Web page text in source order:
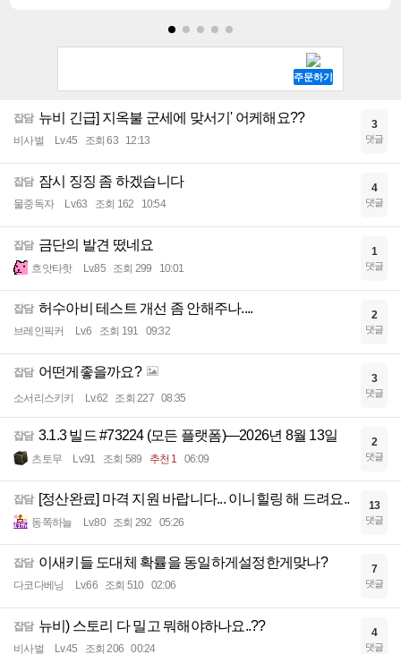
잡담 뉴비 긴급] 지옥불 군세에 맞서기' 어케해요??
비사벌 Lv.45 조회 63 12:13
3
댓글
잡담 잠시 징징 좀 하겠습니다
물중독자 Lv.63 조회 162 10:54
4
댓글
잡담 금단의 발견 떴네요
흐앗타핫 Lv.85 조회 299 10:01
1
댓글
잡담 허수아비 테스트 개선 좀 안해주나....
브레인픽커 Lv.6 조회 191 09:32
2
댓글
잡담 어떤게좋을까요?
소서리스키키 Lv.62 조회 227 08:35
3
댓글
잡담 3.1.3 빌드 #73224 (모든 플랫폼)—2026년 8월 13일
츠토무 Lv.91 조회 589 추천 1 06:09
2
댓글
잡담 [정산완료] 마격 지원 바랍니다... 이니힐링 해 드려요..
동쪽하늘 Lv.80 조회 292 05:26
13
댓글
잡담 이새키들 도대체 확률을 동일하게설정한게맞나?
다코다베닝 Lv.66 조회 510 02:06
7
댓글
잡담 뉴비) 스토리 다 밀고 뭐해야하나요..??
비사벌 Lv.45 조회 206 00:24
4
댓글